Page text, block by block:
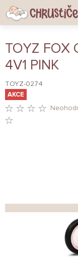
Přejít
na
obsah
TOYZ FOX
4V1 PINK
TOYZ-0274
AKCE
HVĚZDIČEK.